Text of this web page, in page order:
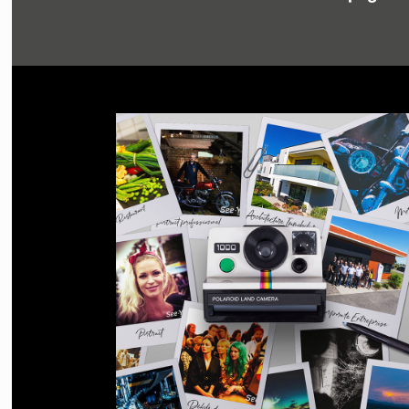
Lorsque
style
Club
motos
vingt
label